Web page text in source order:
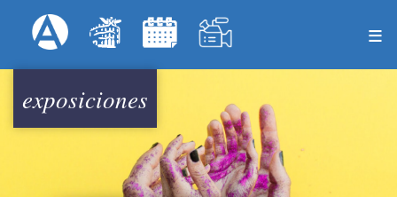
al
Menú Superior
exposiciones